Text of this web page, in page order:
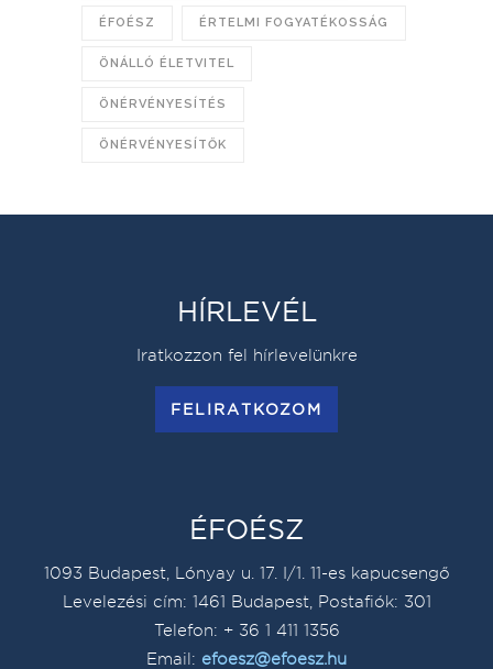
ÉFOÉSZ ÉRTELMI FOGYATÉKOSSÁG
ÖNÁLLÓ ÉLETVITEL
ÖNÉRVÉNYESÍTÉS
ÖNÉRVÉNYESÍTŐK
HÍRLEVÉL
Iratkozzon fel hírlevelünkre
FELIRATKOZOM
ÉFOÉSZ
1093 Budapest, Lónyay u. 17. I/1. 11-es kapucsengő
Levelezési cím: 1461 Budapest, Postafiók: 301
Telefon: + 36 1 411 1356
Email: efoesz@efoesz.hu